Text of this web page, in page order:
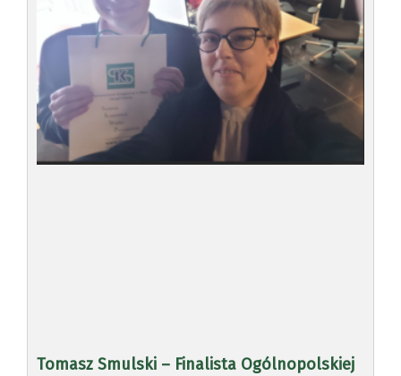
Tomasz Smulski – Finalista Ogólnopolskiej